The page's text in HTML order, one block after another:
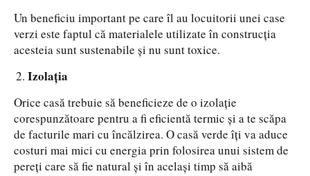
Un beneficiu important pe care îl au locuitorii unei case
verzi este faptul că materialele utilizate în construcția
acesteia sunt sustenabile și nu sunt toxice.
Izolația
Orice casă trebuie să beneficieze de o izolație
corespunzătoare pentru a fi eficientă termic și a te scăpa
de facturile mari cu încălzirea. O casă verde îți va aduce
costuri mai mici cu energia prin folosirea unui sistem de
pereți care să fie natural și în același timp să aibă